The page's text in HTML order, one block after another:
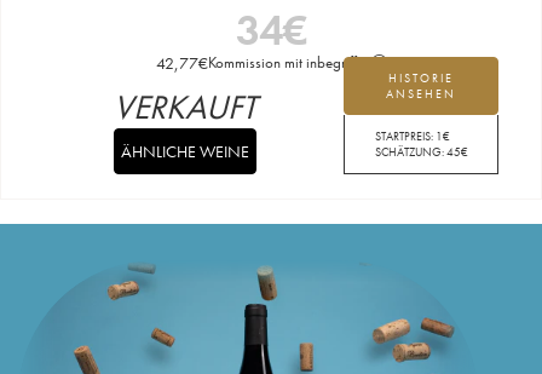
34€
42,77€Kommission mit inbegriffen
HISTORIE
ANSEHEN
STARTPREIS: 1€
SCHÄTZUNG:45€
VERKAUFT
ÄHNLICHE WEINE